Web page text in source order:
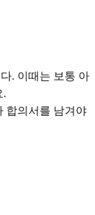
. 이때는 보통 아
.
합의서를 남겨야